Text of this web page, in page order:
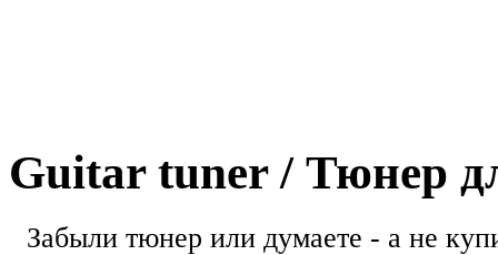
Guitar tuner / Тюнер
Забыли тюнер или думаете - а не